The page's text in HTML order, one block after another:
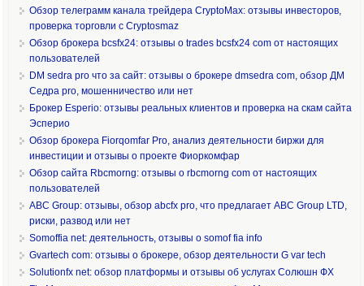
Обзор телеграмм канала трейдера CryptoMax: отзывы инвесторов,
проверка торговли с Cryptosmaz
Обзор брокера bcsfx24: отзывы о trades bcsfx24 com от настоящих
пользователей
DM sedra pro что за сайт: отзывы о брокере dmsedra com, обзор ДМ
Седра pro, мошенничество или нет
Брокер Esperio: отзывы реальных клиентов и проверка на скам сайта
Эсперио
Обзор брокера Fiorqomfar Pro, анализ деятельности биржи для
инвестиции и отзывы о проекте Фиоркомфар
Обзор сайта Rbcmorng: отзывы о rbcmorng com от настоящих
пользователей
ABC Group: отзывы, обзор abcfx pro, что предлагает ABC Group LTD,
риски, развод или нет
Somoffia net: деятельность, отзывы о somof fia info
Gvartech com: отзывы о брокере, обзор деятельности G var tech
Solutionfx net: обзор платформы и отзывы об услугах Солюшн ФХ